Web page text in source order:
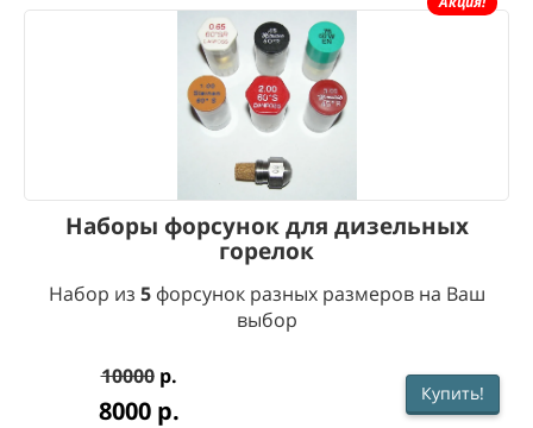
Наборы форсунок для дизельных
горелок
Набор из 5форсунок разных размеров на Ваш
выбор
10000 р.
8000 р.
Купить!